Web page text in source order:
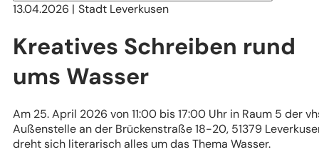
13.04.2026 Stadt Leverkusen
Kreatives Schreiben rund
ums Wasser
Am 25. April 2026 von 11:00 bis 17:00 Uhr in Raum 5 der
Außenstelle an der Brückenstraße 18-20, 51379
dreht sich literarisch alles um das Thema Wasser.